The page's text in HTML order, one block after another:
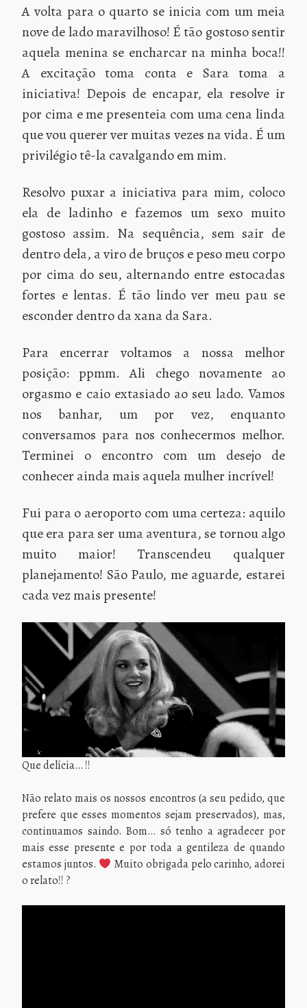
A volta para o quarto se inicia com um meia
nove de lado maravilhoso! É tão gostoso sentir
aquela menina se encharcar na minha boca!!
A excitação toma conta e Sara toma a
iniciativa! Depois de encapar, ela resolve ir
por cima e me presenteia com uma cena linda
que vou querer ver muitas vezes na vida. É um
privilégio tê-la cavalgando em mim.
Resolvo puxar a iniciativa para mim, coloco
ela de ladinho e fazemos um sexo muito
gostoso assim. Na sequência, sem sair de
dentro dela, a viro de bruços e peso meu corpo
por cima do seu, alternando entre estocadas
fortes e lentas. É tão lindo ver meu pau se
esconder dentro da xana da Sara.
Para encerrar voltamos a nossa melhor
posição: ppmm. Ali chego novamente ao
orgasmo e caio extasiado ao seu lado. Vamos
nos banhar, um por vez, enquanto
conversamos para nos conhecermos melhor.
Terminei o encontro com um desejo de
conhecer ainda mais aquela mulher incrível!
Fui para o aeroporto com uma certeza: aquilo
que era para ser uma aventura, se tornou algo
muito maior! Transcendeu qualquer
planejamento! São Paulo, me aguarde, estarei
cada vez mais presente!
Que delícia… !!
Não relato mais os nossos encontros (a seu pedido, que
prefere que esses momentos sejam preservados), mas,
continuamos saindo. Bom… só tenho a agradecer por
mais esse presente e por toda a gentileza de quando
estamos juntos.
Muito obrigada pelo carinho, adorei
o relato!! ?